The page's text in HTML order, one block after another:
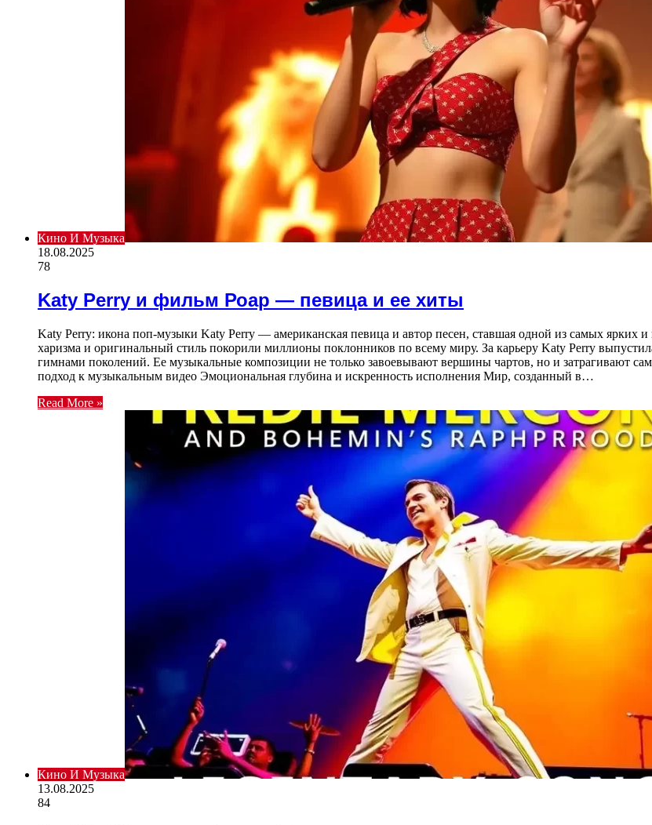
Кино И Музыка
18.08.2025
78
Katy Perry и фильм Роар — певица и ее хиты
Katy Perry: икона поп-музыки Katy Perry — американская певица и автор песен, ставшая одной из самых ярких
харизма и оригинальный стиль покорили миллионы поклонников по всему миру. За карьеру Katy Perry
гимнами поколений. Ее музыкальные композиции не только завоевывают вершины чартов, но и затрагивают
подход к музыкальным видео Эмоциональная глубина и искренность исполнения Мир, созданный в…
Read More »
Кино И Музыка
13.08.2025
84